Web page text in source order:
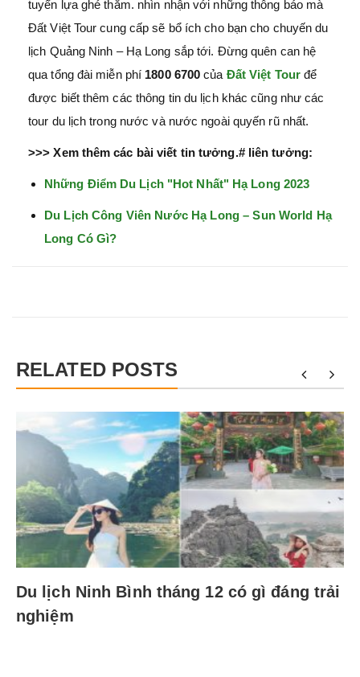
tuyển lựa ghé thăm. nhìn nhận với những thông báo mà
Đất Việt Tour cung cấp sẽ bổ ích cho bạn cho chuyến du
lịch Quảng Ninh – Hạ Long sắp tới. Đừng quên can hệ
qua tổng đài miễn phí 1800 6700 của Đất Việt Tour để
được biết thêm các thông tin du lịch khác cũng như các
tour du lịch trong nước và nước ngoài quyến rũ nhất.
>>> Xem thêm các bài viết tin tưởng.# liên tưởng:
Những Điểm Du Lịch "Hot Nhất" Hạ Long 2023
Du Lịch Công Viên Nước Hạ Long – Sun World Hạ
Long Có Gì?
RELATED POSTS
Du lịch Ninh Bình tháng 12 có gì đáng trải
nghiệm